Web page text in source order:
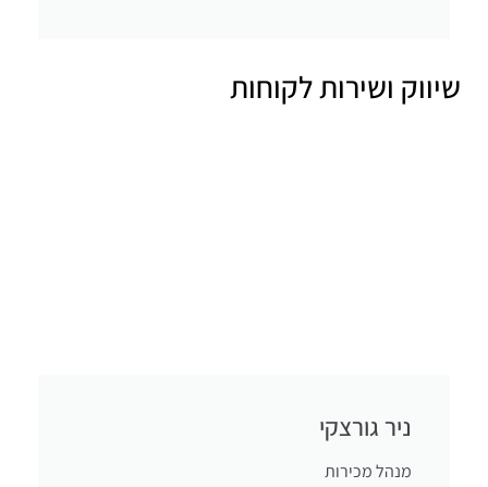
שיווק ושירות לקוחות
ניר גורצקי
מנהל מכירות